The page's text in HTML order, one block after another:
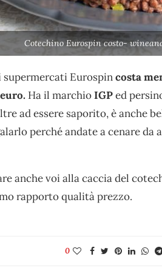
Cotechino Eurospin costo-
Eurospincosta
Ha il marchioIGPed
ad essere saporito, è anche
perché andate a cenare da
anche voi alla caccia del
rapporto qualità prezzo.
0